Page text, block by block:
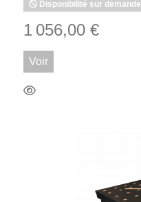
Disponibilité sur demande
1 056,00 €
Voir